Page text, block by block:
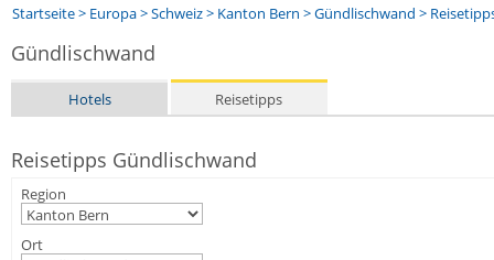
Startseite> Europa>Schweiz> Kanton Bern >Gündlischwand >
Gündlischwand
Hotels Reisetipps
Reisetipps Gündlischwand
Region
Ort